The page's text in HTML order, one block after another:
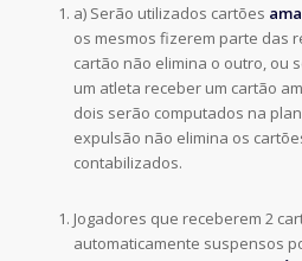
a) Serão utilizados cartões
os mesmos fizerem parte das
cartão não elimina o outro, ou
um atleta receber um cartão
dois serão computados na
expulsão não elimina os
contabilizados.
Jogadores que receberem 2
automaticamente suspensos